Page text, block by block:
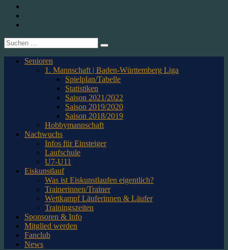
1. CfR Pforzheim 1896 e.V. – Abteilung Eishockey
Suche
nach:
Senioren
1. Mannschaft | Baden-Württemberg Liga
Spielplan/Tabelle
Statistiken
Saison 2021/2022
Saison 2019/2020
Saison 2018/2019
Hobbymannschaft
Nachwuchs
Infos für Einsteiger
Laufschule
U7-U11
Eiskunstlauf
Was ist Eiskunstlaufen eigentlich?
Trainerinnen/Trainer
Wettkampf Läuferinnen & Läufer
Trainingszeiten
Sponsoren & Info
Mitglied werden
Fanclub
News